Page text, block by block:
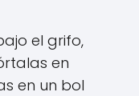
el grifo,
en
en un bol